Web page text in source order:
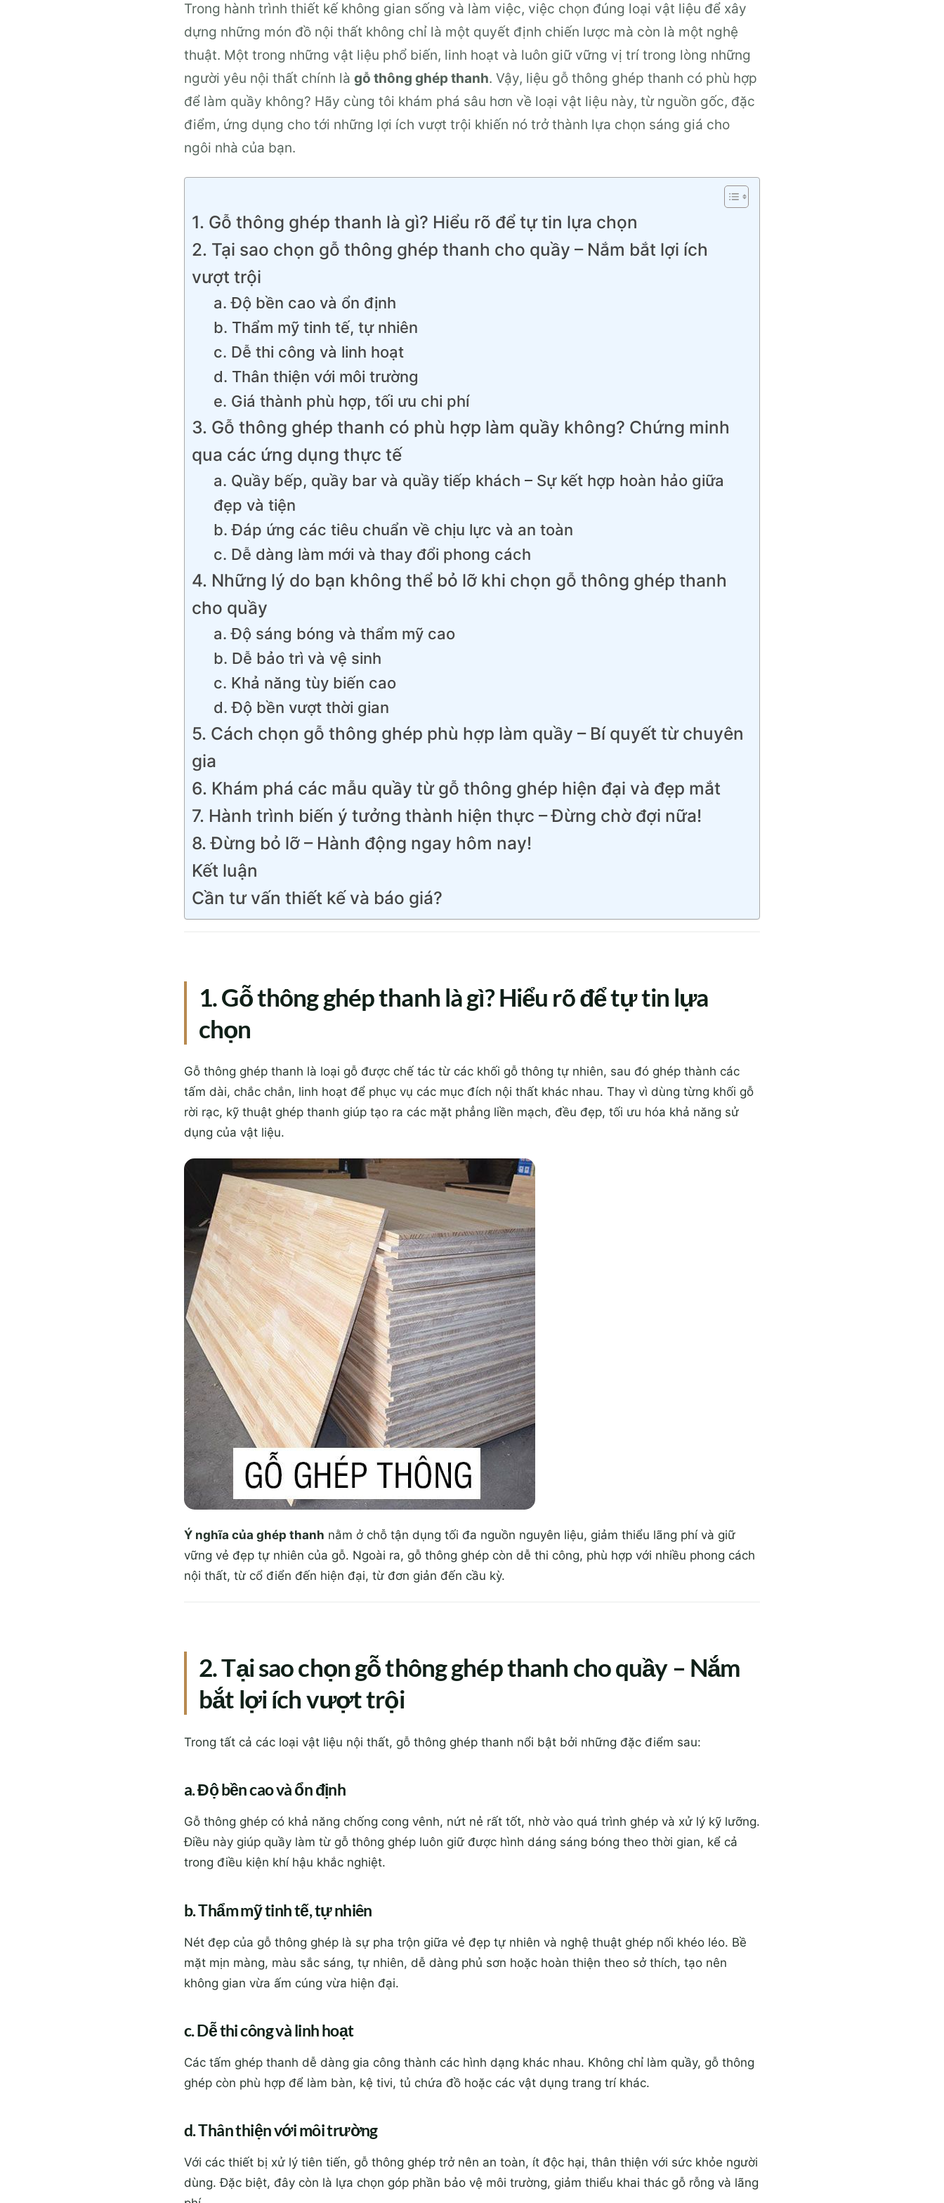
Trong hành trình thiết kế không gian sống và làm việc, việc chọn đúng loại vật liệu để xây
dựng những món đồ nội thất không chỉ là một quyết định chiến lược mà còn là một nghệ
thuật. Một trong những vật liệu phổ biến, linh hoạt và luôn giữ vững vị trí trong lòng những
người yêu nội thất chính là gỗ thông ghép thanh. Vậy, liệu gỗ thông ghép thanh có phù hợp
để làm quầy không? Hãy cùng tôi khám phá sâu hơn về loại vật liệu này, từ nguồn gốc, đặc
điểm, ứng dụng cho tới những lợi ích vượt trội khiến nó trở thành lựa chọn sáng giá cho
ngôi nhà của bạn.
1. Gỗ thông ghép thanh là gì? Hiểu rõ để tự tin lựa chọn
2. Tại sao chọn gỗ thông ghép thanh cho quầy – Nắm bắt lợi ích
vượt trội
a. Độ bền cao và ổn định
b. Thẩm mỹ tinh tế, tự nhiên
c. Dễ thi công và linh hoạt
d. Thân thiện với môi trường
e. Giá thành phù hợp, tối ưu chi phí
3. Gỗ thông ghép thanh có phù hợp làm quầy không? Chứng minh
qua các ứng dụng thực tế
a. Quầy bếp, quầy bar và quầy tiếp khách – Sự kết hợp hoàn hảo giữa
đẹp và tiện
b. Đáp ứng các tiêu chuẩn về chịu lực và an toàn
c. Dễ dàng làm mới và thay đổi phong cách
4. Những lý do bạn không thể bỏ lỡ khi chọn gỗ thông ghép thanh
cho quầy
a. Độ sáng bóng và thẩm mỹ cao
b. Dễ bảo trì và vệ sinh
c. Khả năng tùy biến cao
d. Độ bền vượt thời gian
5. Cách chọn gỗ thông ghép phù hợp làm quầy – Bí quyết từ chuyên
gia
6. Khám phá các mẫu quầy từ gỗ thông ghép hiện đại và đẹp mắt
7. Hành trình biến ý tưởng thành hiện thực – Đừng chờ đợi nữa!
8. Đừng bỏ lỡ – Hành động ngay hôm nay!
Kết luận
Cần tư vấn thiết kế và báo giá?
1. Gỗ thông ghép thanh là gì? Hiểu rõ để tự tin lựa
chọn
Gỗ thông ghép thanh là loại gỗ được chế tác từ các khối gỗ thông tự nhiên, sau đó ghép thành các
tấm dài, chắc chắn, linh hoạt để phục vụ các mục đích nội thất khác nhau. Thay vì dùng từng khối gỗ
rời rạc, kỹ thuật ghép thanh giúp tạo ra các mặt phẳng liền mạch, đều đẹp, tối ưu hóa khả năng sử
dụng của vật liệu.
Ý nghĩa của ghép thanh nằm ở chỗ tận dụng tối đa nguồn nguyên liệu, giảm thiểu lãng phí và giữ
vững vẻ đẹp tự nhiên của gỗ. Ngoài ra, gỗ thông ghép còn dễ thi công, phù hợp với nhiều phong cách
nội thất, từ cổ điển đến hiện đại, từ đơn giản đến cầu kỳ.
2. Tại sao chọn gỗ thông ghép thanh cho quầy – Nắm
bắt lợi ích vượt trội
Trong tất cả các loại vật liệu nội thất, gỗ thông ghép thanh nổi bật bởi những đặc điểm sau:
a. Độ bền cao và ổn định
Gỗ thông ghép có khả năng chống cong vênh, nứt nẻ rất tốt, nhờ vào quá trình ghép và xử lý kỹ lưỡng.
Điều này giúp quầy làm từ gỗ thông ghép luôn giữ được hình dáng sáng bóng theo thời gian, kể cả
trong điều kiện khí hậu khắc nghiệt.
b. Thẩm mỹ tinh tế, tự nhiên
Nét đẹp của gỗ thông ghép là sự pha trộn giữa vẻ đẹp tự nhiên và nghệ thuật ghép nối khéo léo. Bề
mặt mịn màng, màu sắc sáng, tự nhiên, dễ dàng phủ sơn hoặc hoàn thiện theo sở thích, tạo nên
không gian vừa ấm cúng vừa hiện đại.
c. Dễ thi công và linh hoạt
Các tấm ghép thanh dễ dàng gia công thành các hình dạng khác nhau. Không chỉ làm quầy, gỗ thông
ghép còn phù hợp để làm bàn, kệ tivi, tủ chứa đồ hoặc các vật dụng trang trí khác.
d. Thân thiện với môi trường
Với các thiết bị xử lý tiên tiến, gỗ thông ghép trở nên an toàn, ít độc hại, thân thiện với sức khỏe người
dùng. Đặc biệt, đây còn là lựa chọn góp phần bảo vệ môi trường, giảm thiểu khai thác gỗ rỗng và lãng